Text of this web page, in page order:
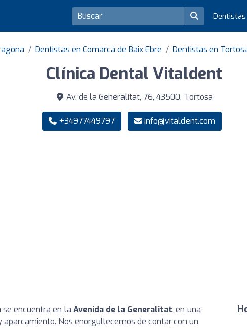
Dentistas
Dentistas en Comarca de Baix Ebre Dentistas en
Clínica Dental Vitaldent
Av. de la Generalitat, 76, 43500, Tortosa
+34977449797 info@vitaldent.com
se encuentra en la Avenida de la Generalitat, en una
Nos enorgullecemos de contar con un